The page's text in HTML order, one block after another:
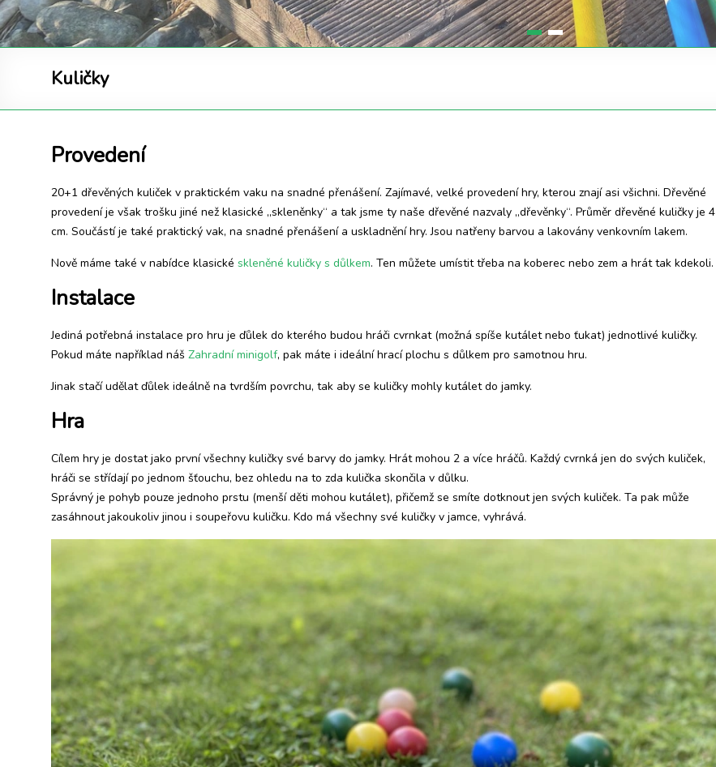
Kuličky
Provedení
20+1 dřevěných kuliček v praktickém vaku na snadné přenášení. Zajímavé, velké provedení hry, kterou znají asi všichni. Dřevěné
provedení je však trošku jiné než klasické „skleněnky“ a tak jsme ty naše dřevěné nazvaly „dřevěnky“. Průměr dřevěné kuličky je 4
cm. Součástí je také praktický vak, na snadné přenášení a uskladnění hry. Jsou natřeny barvou a lakovány venkovním lakem.
Nově máme také v nabídce klasické skleněné kuličky s důlkem. Ten můžete umístit třeba na koberec nebo zem a hrát tak kdekoli.
Instalace
Jediná potřebná instalace pro hru je ďůlek do kterého budou hráči cvrnkat (možná spíše kutálet nebo ťukat) jednotlivé kuličky.
Pokud máte například náš Zahradní minigolf, pak máte i ideální hrací plochu s důlkem pro samotnou hru.
Jinak stačí udělat ďůlek ideálně na tvrdším povrchu, tak aby se kuličky mohly kutálet do jamky.
Hra
Cílem hry je dostat jako první všechny kuličky své barvy do jamky. Hrát mohou 2 a více hráčů. Každý cvrnká jen do svých kuliček,
hráči se střídají po jednom šťouchu, bez ohledu na to zda kulička skončila v důlku.
Správný je pohyb pouze jednoho prstu (menší děti mohou kutálet), přičemž se smíte dotknout jen svých kuliček. Ta pak může
zasáhnout jakoukoliv jinou i soupeřovu kuličku. Kdo má všechny své kuličky v jamce, vyhrává.